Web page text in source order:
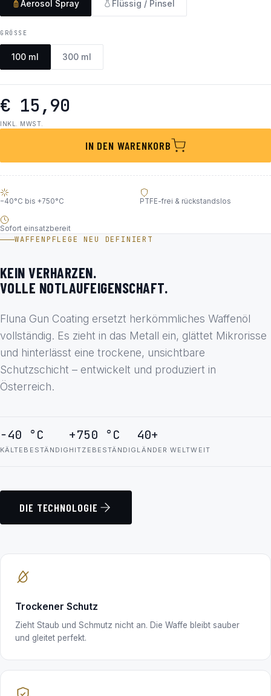
Aerosol Spray Flüssig / Pinsel
GRÖSSE
100 ml 300 ml
€ 15,90
INKL. MWST.
IN DEN WARENKORB
−40°C bis +750°C PTFE-frei & rückstandslos
Sofort einsatzbereit
WAFFENPFLEGE NEU DEFINIERT
KEIN VERHARZEN.
VOLLE NOTLAUFEIGENSCHAFT.
Fluna Gun Coating ersetzt herkömmliches Waffenöl
vollständig. Es zieht in das Metall ein, glättet Mikrorisse
und hinterlässt eine trockene, unsichtbare
Schutzschicht – entwickelt und produziert in
Österreich.
−40 °C
KÄLTEBESTÄNDIG
+750 °C
HITZEBESTÄNDIG
40+
LÄNDER WELTWEIT
DIE TECHNOLOGIE
Trockener Schutz
Zieht Staub und Schmutz nicht an. Die Waffe bleibt sauber
und gleitet perfekt.